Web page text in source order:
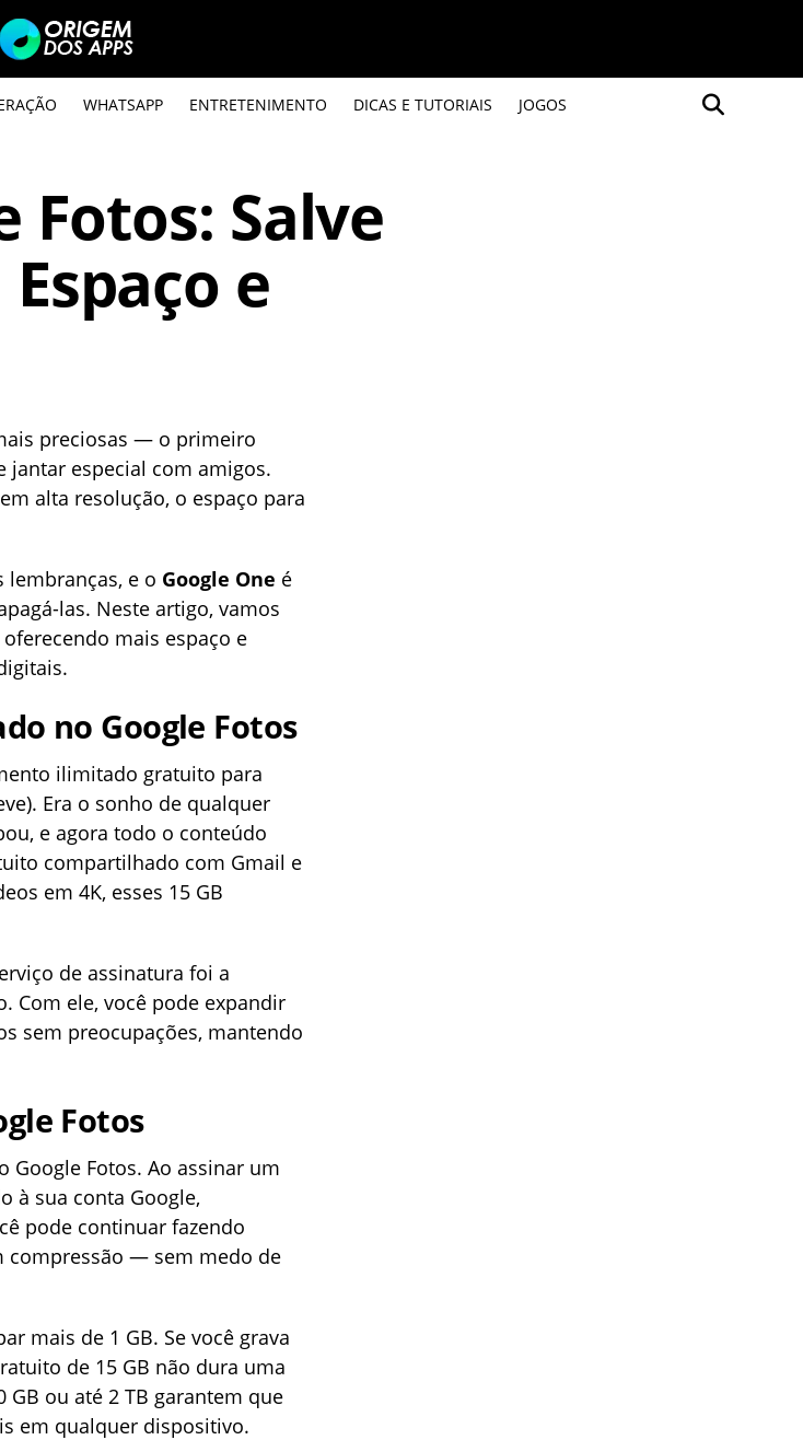
WHATSAPP ENTRETENIMENTO DICAS E TUTORIAIS JOGOS
Fotos: Salve
e
preciosas — o primeiro
jantar especial com amigos.
alta resolução, o espaço para
lembranças, e o Google One é
las. Neste artigo, vamos
mais espaço e
no Google Fotos
ilimitado gratuito para
Era o sonho de qualquer
e agora todo o conteúdo
compartilhado com Gmail e
em 4K, esses 15 GB
de assinatura foi a
Com ele, você pode expandir
sem preocupações, mantendo
Fotos
Google Fotos. Ao assinar um
à sua conta Google,
pode continuar fazendo
compressão — sem medo de
mais de 1 GB. Se você grava
de 15 GB não dura uma
GB ou até 2 TB garantem que
em qualquer dispositivo.